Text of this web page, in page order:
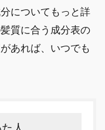
についてもっと詳
質に合う成分表の
あれば、いつでも